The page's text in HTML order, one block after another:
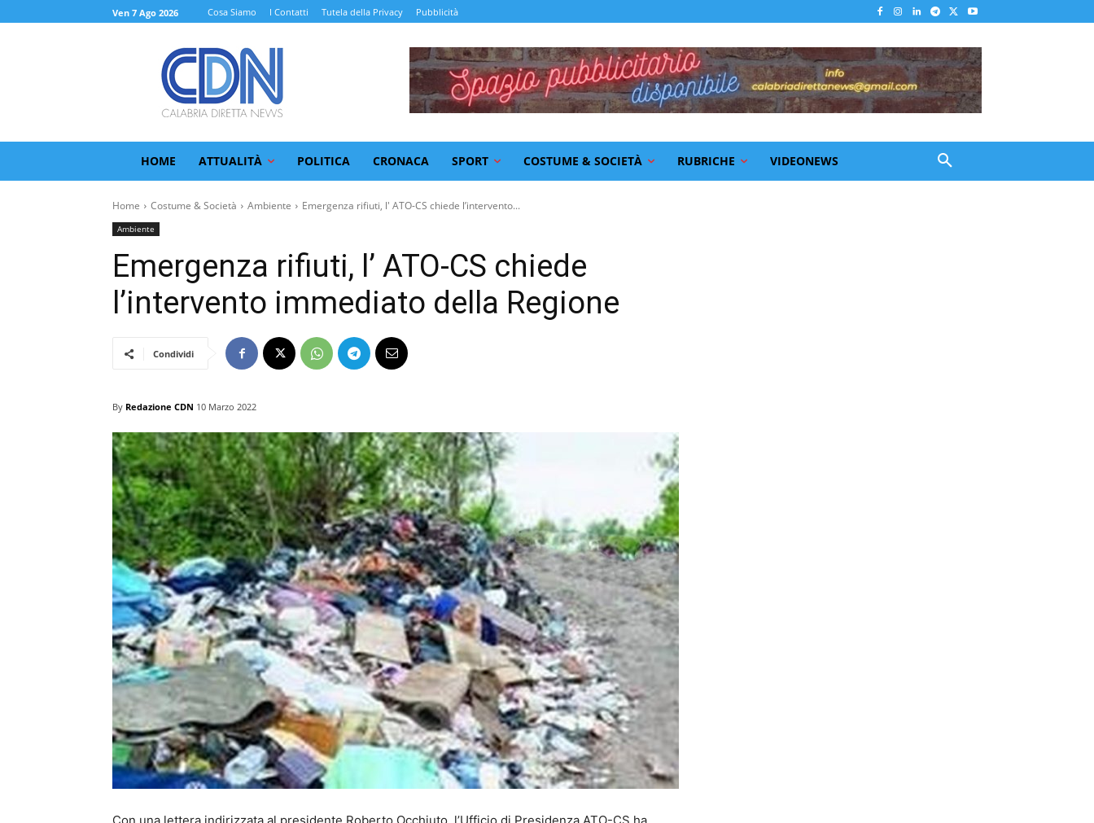
Ven 7 Ago 2026 Cosa Siamo I Contatti Tutela della Privacy Pubblicità
HOME ATTUALITÀ POLITICA CRONACA SPORT COSTUME & SOCIETÀ RUBRICHE VIDEONEWS
Home Costume & Società Ambiente Emergenza rifiuti, l' ATO-CS chiede l’intervento...
Ambiente
Emergenza rifiuti, l’ ATO-CS chiede
l’intervento immediato della Regione
Condividi
By Redazione CDN 10 Marzo 2022